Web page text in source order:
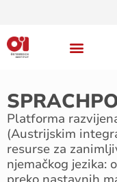
Platforma
(Austrijskim
resurse za
njemačkog jezika: